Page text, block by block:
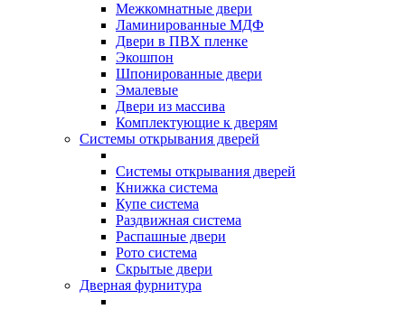
Межкомнатные двери
Ламинированные МДФ
Двери в ПВХ пленке
Экошпон
Шпонированные двери
Эмалевые
Двери из массива
Комплектующие к дверям
Системы открывания дверей
Системы открывания дверей
Книжка система
Купе система
Раздвижная система
Распашные двери
Рото система
Скрытые двери
Дверная фурнитура